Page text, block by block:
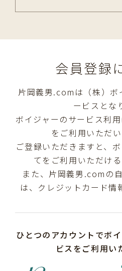
会員登録
片岡義男.comは（株）ボ
ービスとな
ボイジャーのサービス利用
をご利用いただい
ご登録いただきますと、
てをご利用いただける
また、片岡義男.comの
は、クレジットカード情
ひとつのアカウントでボ
ビスをご利用い